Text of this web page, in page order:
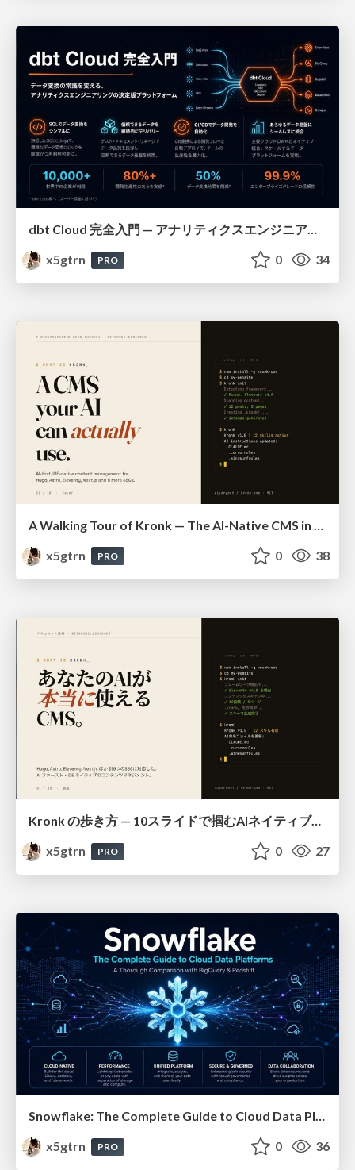
dbt Cloud 完全入門 — アナリティクスエンジニアリングの決定版
x5gtrn
PRO 0 34
x5gtrn
PRO 0 38
Kronk の歩き方 — 10スライドで掴むAIネイティブCMS
x5gtrn
PRO 0 27
Snowflake: The Complete Guide to Cloud Data Platforms
x5gtrn
PRO 0 36